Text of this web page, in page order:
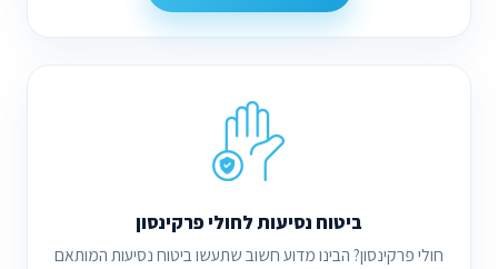
ביטוח נסיעות לחולי פרקינסון
חולי פרקינסון? הבינו מדוע חשוב שתעשו ביטוח נסיעות המותאם